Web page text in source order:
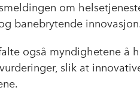
om
banebrytende
også myndighetene å
slik at